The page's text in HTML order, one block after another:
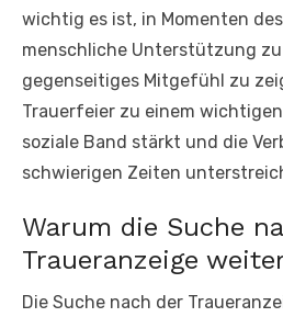
wichtig es ist, in Momenten
menschliche Unterstützung
gegenseitiges Mitgefühl zu
Trauerfeier zu einem
soziale Band stärkt und die
schwierigen Zeiten
Warum die Suche
Traueranzeige
Die Suche nach der